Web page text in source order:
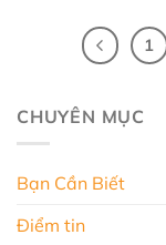
1
CHUYÊN MỤC
Bạn Cần Biết
Điểm tin